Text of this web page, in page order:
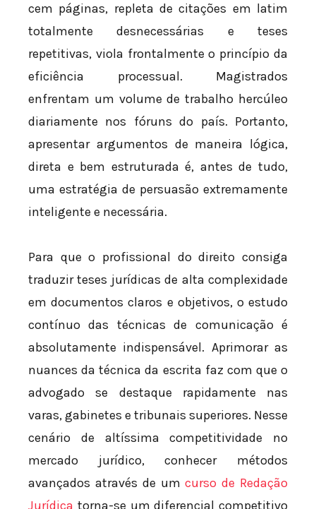
cem páginas, repleta de citações em latim
totalmente desnecessárias e teses
repetitivas, viola frontalmente o princípio da
eficiência processual. Magistrados
enfrentam um volume de trabalho hercúleo
diariamente nos fóruns do país. Portanto,
apresentar argumentos de maneira lógica,
direta e bem estruturada é, antes de tudo,
uma estratégia de persuasão extremamente
inteligente e necessária.
Para que o profissional do direito consiga
traduzir teses jurídicas de alta complexidade
em documentos claros e objetivos, o estudo
contínuo das técnicas de comunicação é
absolutamente indispensável. Aprimorar as
nuances da técnica da escrita faz com que o
advogado se destaque rapidamente nas
varas, gabinetes e tribunais superiores. Nesse
cenário de altíssima competitividade no
mercado jurídico, conhecer métodos
avançados através de umcurso de Redação
Jurídica torna-se um diferencial competitivo